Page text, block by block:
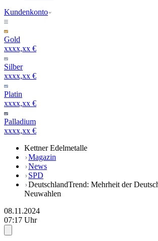
Kundenkonto
Gold
xxxx,xx €
Silber
xxxx,xx €
Platin
xxxx,xx €
Palladium
xxxx,xx €
Kettner Edelmetalle
Magazin
News
SPD
DeutschlandTrend: Mehrheit der
Neuwahlen
08.11.2024
07:17 Uhr